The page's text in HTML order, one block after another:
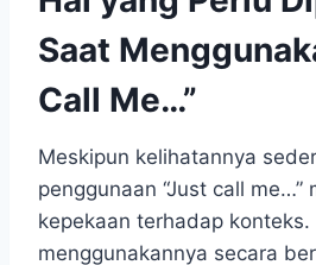
Saat
Call Me…”
Meskipun kelihatannya
penggunaan “Just call me…”
kepekaan terhadap konteks.
menggunakannya secara